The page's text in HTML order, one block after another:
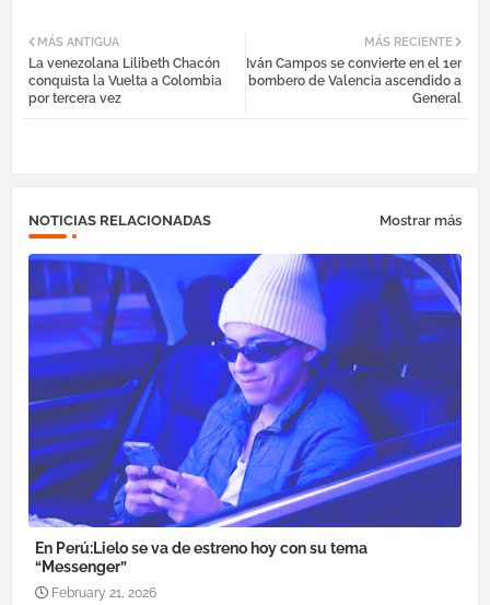
ebo tter egr atsa
MÁS RECIENTE
Iván Campos se convierte en el 1er
bombero de Valencia ascendido a
General
MÁS ANTIGUA
La venezolana Lilibeth Chacón
conquista la Vuelta a Colombia
por tercera vez
NOTICIAS RELACIONADAS Mostrar más
En Perú:Lielo se va de estreno hoy con su tema
“Messenger”
February 21, 2026